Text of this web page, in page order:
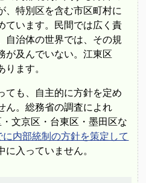
、特別区を含む市区町村に
ています。民間では広く責
自治体の世界では、その規
が及んでいない。江東区
ます。
ても、自主的に方針を定め
ん。総務省の調査によれ
文京区・台東区・墨田区な
内部統制の方針を策定して
入っていません。